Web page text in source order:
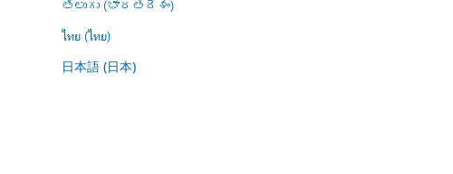
తెలుగు (భారతదేశం)
ไทย (ไทย)
日本語 (日本)